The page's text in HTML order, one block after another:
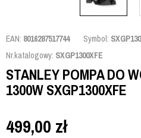
EAN: 8016287517744 Symbol:
Nr.katalogowy: SXGP1300XFE
STANLEY POMPA DO
1300W SXGP1300XFE
499,00 zł